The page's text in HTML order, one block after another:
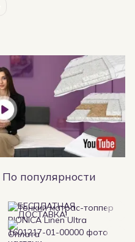
По популярности